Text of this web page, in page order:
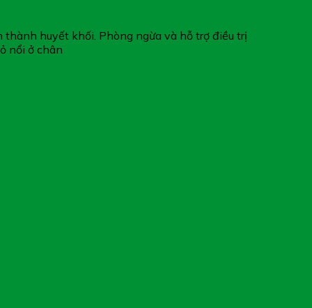
huyết khối. Phòng ngừa và hỗ trợ điều trị
nổi ở chân